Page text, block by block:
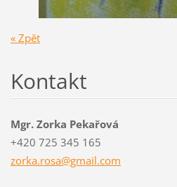
« Zpět
Kontakt
Mgr. Zorka Pekařová
+420 725 345 165
zorka.rosa@gmail.com